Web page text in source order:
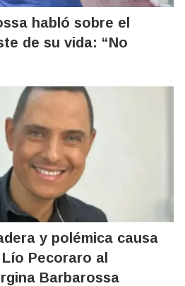
habló sobre el
de su vida: “No
y polémica causa
Pecoraro al
Barbarossa